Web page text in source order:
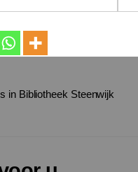
in Bibliotheek Steenwijk